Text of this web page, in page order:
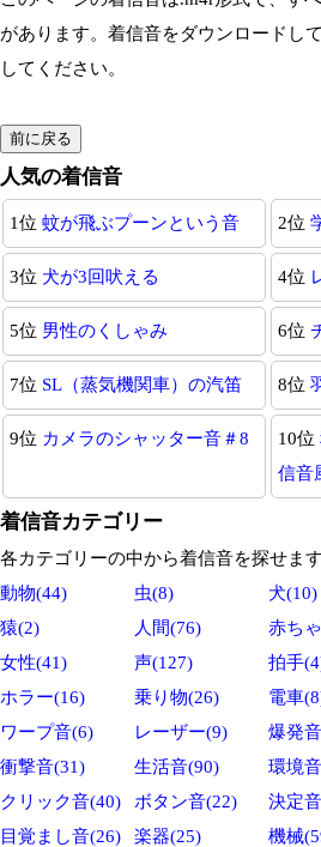
があります。着信音をダウンロードし
してください。
人気の着信音
1位 蚊が飛ぶプーンという音 2位
3位 犬が3回吠える 4位
5位 男性のくしゃみ 6位
7位 SL（蒸気機関車）の汽笛 8位
9位 カメラのシャッター音＃8 10位
信音
着信音カテゴリー
各カテゴリーの中から着信音を探せます
動物(44)
虫(8) 犬(10)
猿(2)
人間(76) 赤ち
女性(41)
声(127) 拍手
ホラー(16)
乗り物(26) 電車
ワープ音(6)
レーザー(9) 爆発
衝撃音(31)
生活音(90) 環境
クリック音(40)
ボタン音(22) 決定
目覚まし音(26)
楽器(25) 機械